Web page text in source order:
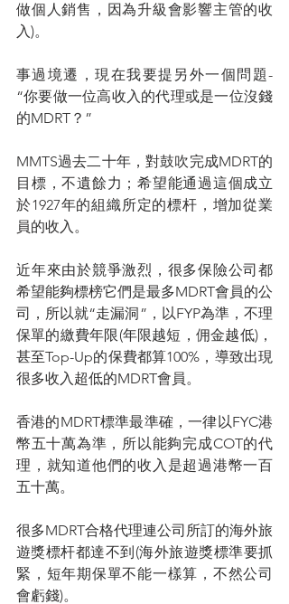
做個人銷售，因為升級會影響主管的收
入)。
事過境遷，現在我要提另外一個問題-
“你要做一位高收入的代理或是一位沒錢
的MDRT？”
MMTS過去二十年，對鼓吹完成MDRT的
目標，不遺餘力；希望能通過這個成立
於1927年的組織所定的標杆，增加從業
員的收入。
近年來由於競爭激烈，很多保險公司都
希望能夠標榜它們是最多MDRT會員的公
司，所以就“走漏洞”，以FYP為準，不理
保單的繳費年限(年限越短，佣金越低)，
甚至Top-Up的保費都算100%，導致出現
很多收入超低的MDRT會員。
香港的MDRT標準最準確，一律以FYC港
幣五十萬為準，所以能夠完成COT的代
理，就知道他們的收入是超過港幣一百
五十萬。
很多MDRT合格代理連公司所訂的海外旅
遊獎標杆都達不到(海外旅遊獎標準要抓
緊，短年期保單不能一樣算，不然公司
會虧錢)。